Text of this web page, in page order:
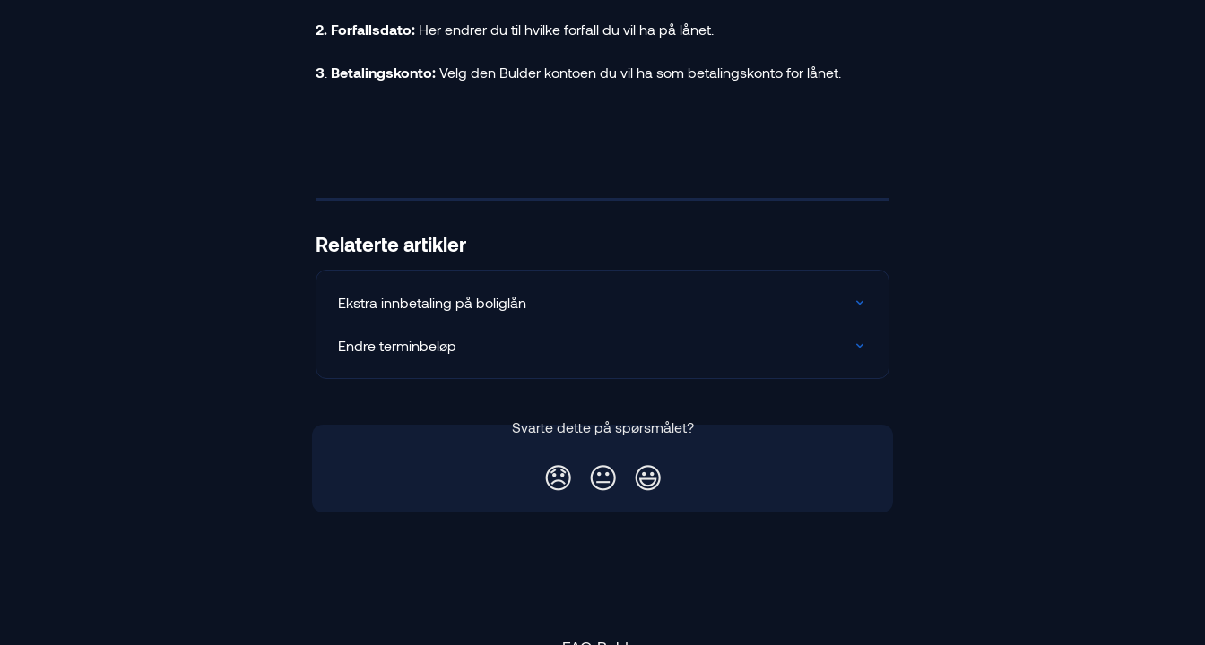
2. Forfallsdato: Her endrer du til hvilke forfall du vil ha på lånet.
3 Betalingskonto: Velg den Bulder kontoen du vil ha som betalingskonto for lånet.
Relaterte artikler
Ekstra innbetaling på boliglån
Endre terminbeløp
Svarte dette på spørsmålet?
😞 😐 😃